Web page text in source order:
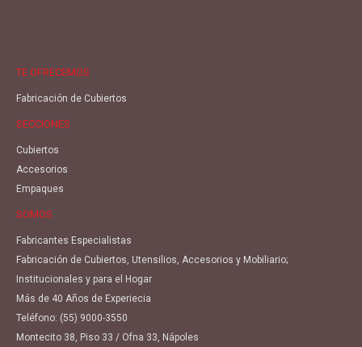
TE OFRECEMOS
Fabricación de Cubiertos
SECCIONES
Cubiertos
Accesorios
Empaques
SOMOS
Fabricantes Especialistas
Fabricación de Cubiertos, Utensilios, Accesorios y Mobiliario;
Institucionales y para el Hogar
Más de 40 Años de Experiecia
Teléfono: (55) 9000-3550
Montecito 38, Piso 33 / Ofna 33, Nápoles